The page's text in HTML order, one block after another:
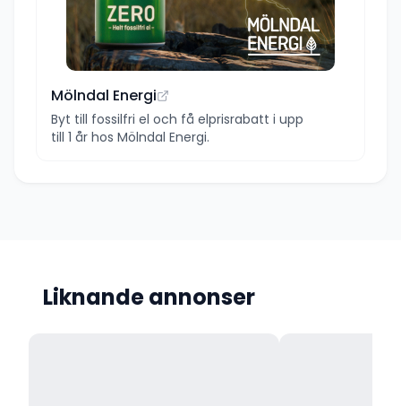
Mölndal Energi
Byt till fossilfri el och få elprisrabatt i upp
till 1 år hos Mölndal Energi.
Liknande annonser